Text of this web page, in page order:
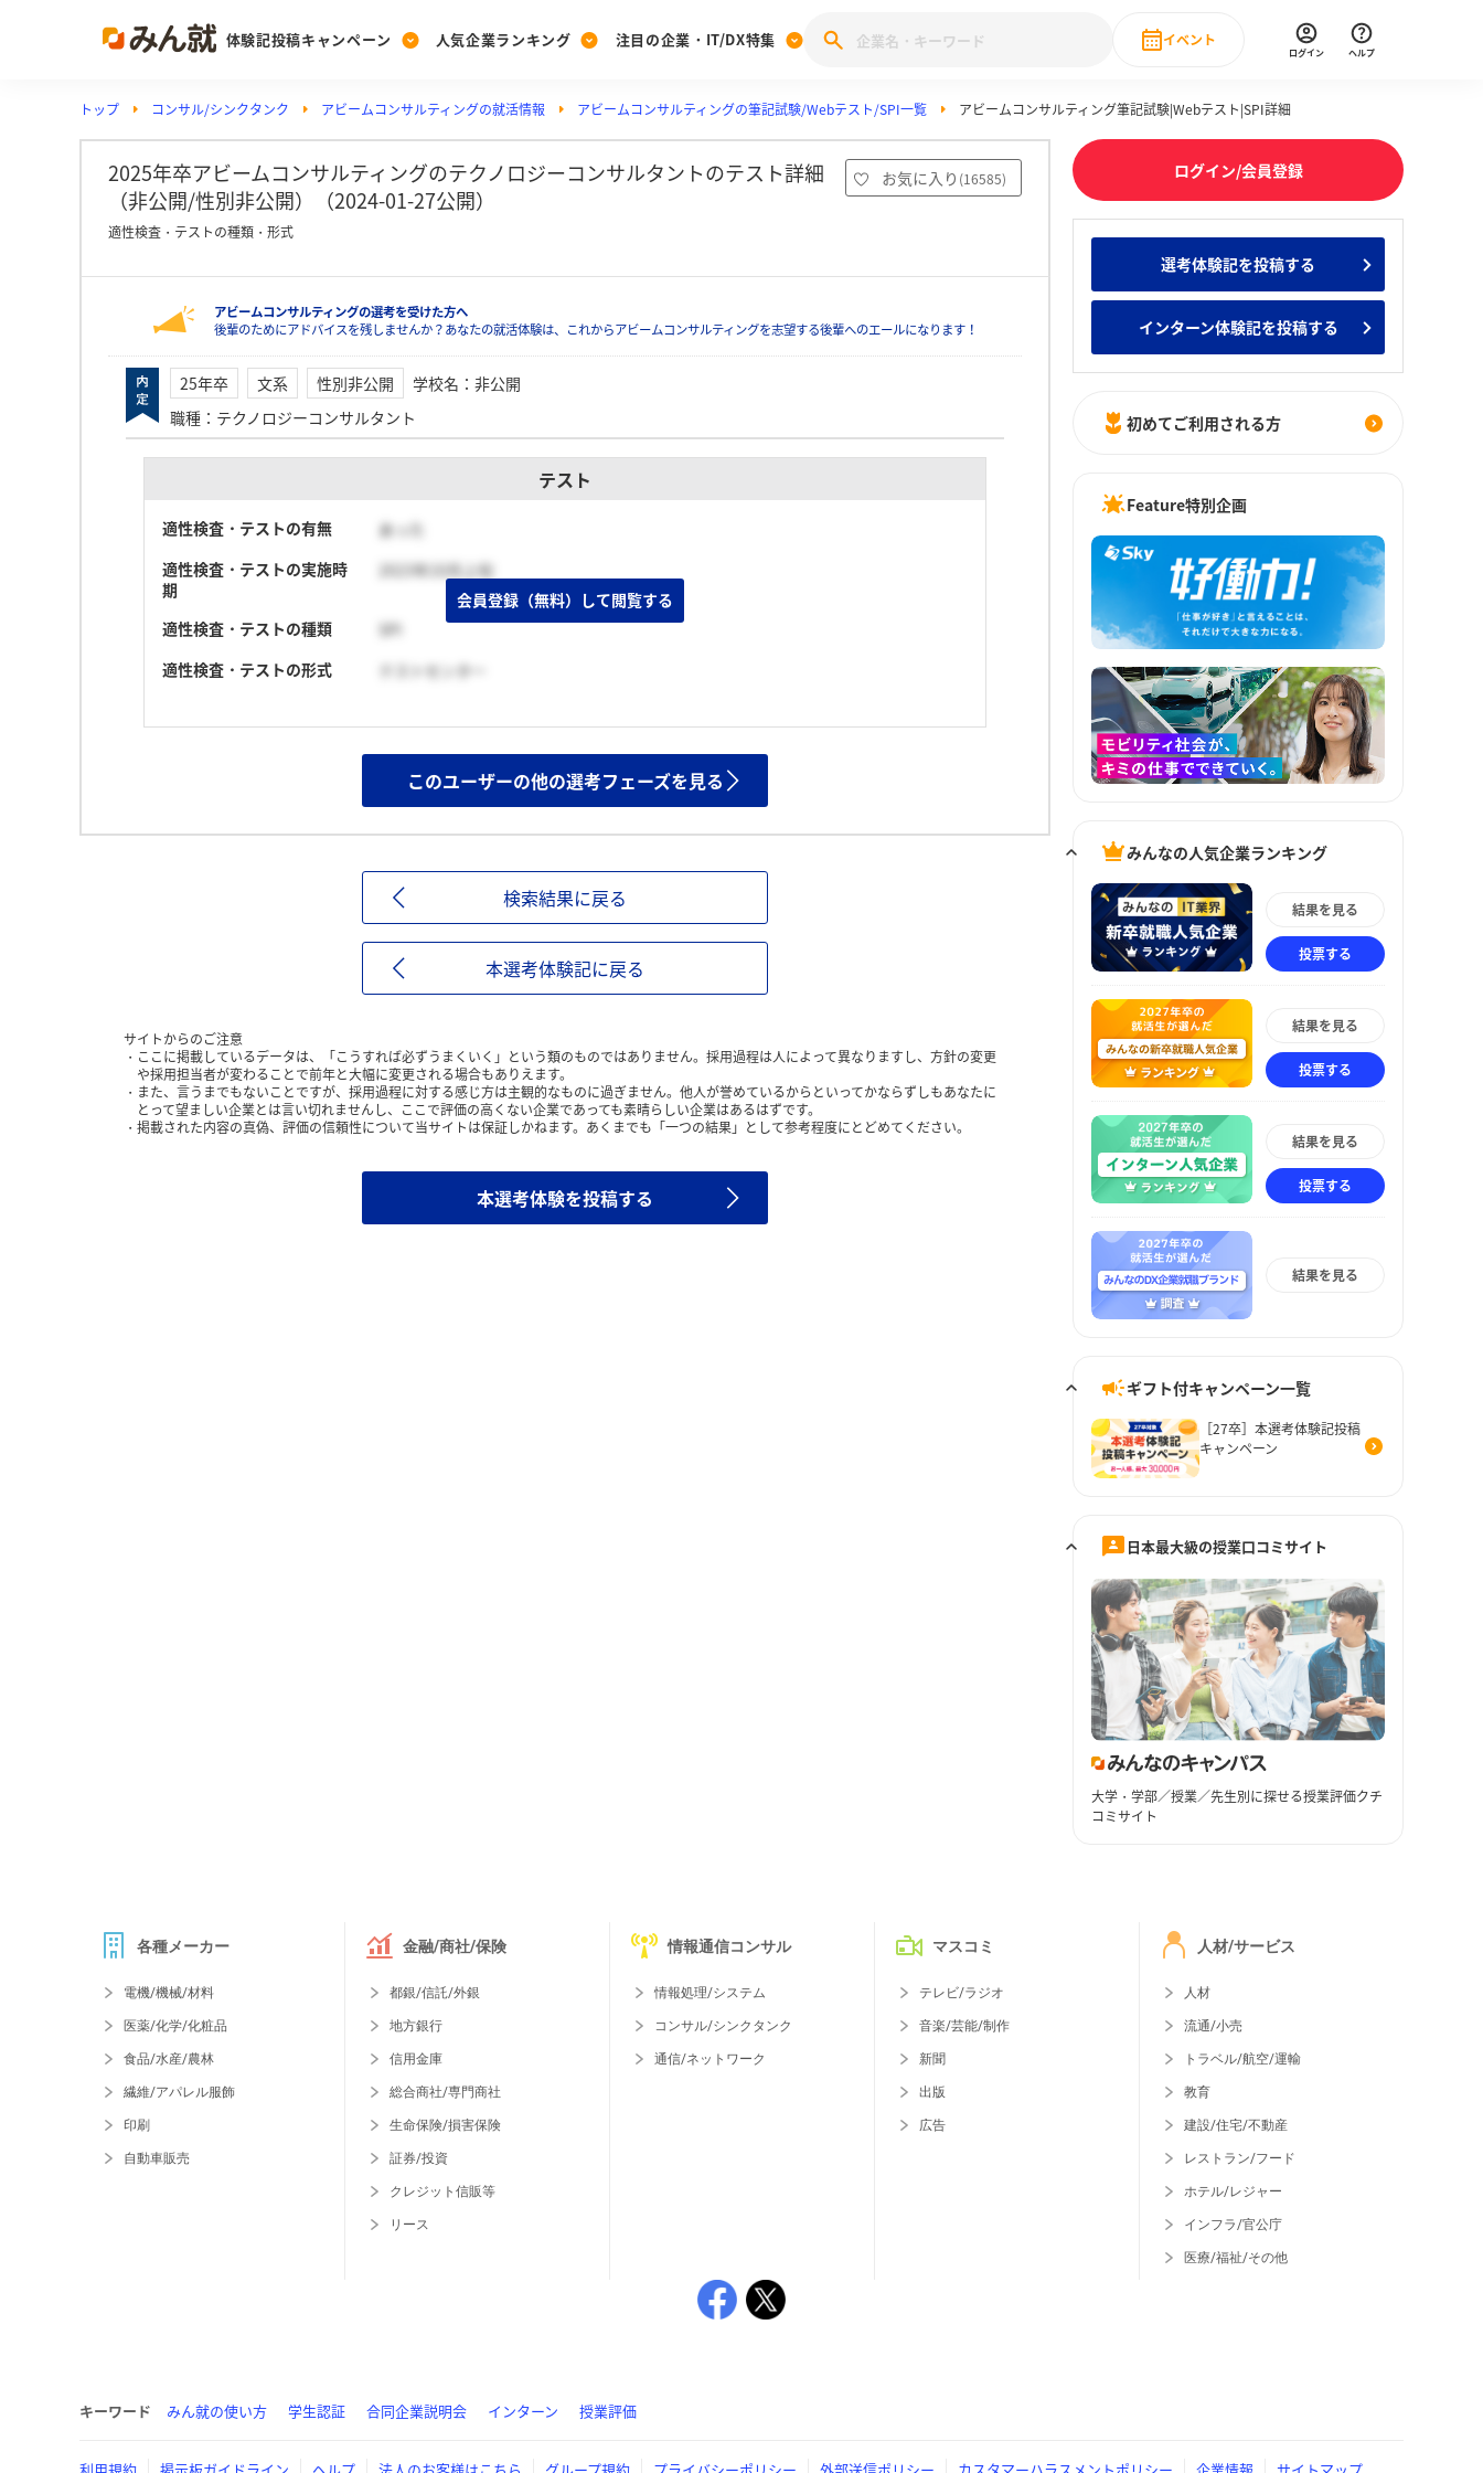
体験記投稿キャンペーン
Post
投稿する
[27卒] 本選考体験記投稿キャンペーン
人気企業ランキング
Ranking
ランキングを見る
みんなのDX企業就職ブランド調査
みんなの新卒就職人気企業ランキング みんなのインターン人気企業ランキ
注目の企業・IT/DX特集
PickUp
注目の企業特集
28卒 IT・DX現場社員インタビュー
動画で知ろう！業界・企業研究
イベント
Event
直近のイベント一覧
ログイン ヘルプ
トップ コンサル/シンクタンク アビームコンサルティングの就活情報 アビームコンサルティングの筆記試験/Webテスト/SPI一覧 アビームコンサルティング筆記試験|Webテスト|SPI詳細
2025年卒アビームコンサルティングのテクノロジーコンサルタントのテスト詳細
（非公開/性別非公開）（2024-01-27公開）
お気に入り (16585)
適性検査・テストの種類・形式
アビームコンサルティングの選考を受けた方へ
後輩のためにアドバイスを残しませんか？あなたの就活体験は、これからアビームコンサルティングを志望する後輩へのエールになります！
25年卒 文系 性別非公開 学校名 ： 非公開
職種 ： テクノロジーコンサルタント
テスト
適性検査・テストの有無
あった
適性検査・テストの実施時
期
2023年10月上旬
適性検査・テストの種類
SPI
適性検査・テストの形式
テストセンター
会員登録（無料）して閲覧する
このユーザーの他の選考フェーズを見る
検索結果に戻る
本選考体験記に戻る
サイトからのご注意
ここに掲載しているデータは、「こうすれば必ずうまくいく」という類のものではありません。採用過程は人によって異なりますし、方針の変更
や採用担当者が変わることで前年と大幅に変更される場合もありえます。
また、言うまでもないことですが、採用過程に対する感じ方は主観的なものに過ぎません。他人が誉めているからといってかならずしもあなたに
とって望ましい企業とは言い切れませんし、ここで評価の高くない企業であっても素晴らしい企業はあるはずです。
掲載された内容の真偽、評価の信頼性について当サイトは保証しかねます。あくまでも「一つの結果」として参考程度にとどめてください。
本選考体験を投稿する
ログイン/会員登録
選考体験記を投稿する
インターン体験記を投稿する
初めてご利用される方
Feature特別企画
みんなの人気企業ランキング
結果を見る
投票する
結果を見る
投票する
結果を見る
投票する
結果を見る
ギフト付キャンペーン一覧
［27卒］本選考体験記投稿
キャンペーン
日本最大級の授業口コミサイト
大学・学部／授業／先生別に探せる授業評価クチ
コミサイト
各種メーカー
電機/機械/材料
医薬/化学/化粧品
食品/水産/農林
繊維/アパレル服飾
印刷
自動車販売
金融/商社/保険
都銀/信託/外銀
地方銀行
信用金庫
総合商社/専門商社
生命保険/損害保険
証券/投資
クレジット信販等
リース
情報通信コンサル
情報処理/システム
コンサル/シンクタンク
通信/ネットワーク
マスコミ
テレビ/ラジオ
音楽/芸能/制作
新聞
出版
広告
人材/サービス
人材
流通/小売
トラベル/航空/運輸
教育
建設/住宅/不動産
レストラン/フード
ホテル/レジャー
インフラ/官公庁
医療/福祉/その他
キーワード みん就の使い方 学生認証 合同企業説明会 インターン 授業評価